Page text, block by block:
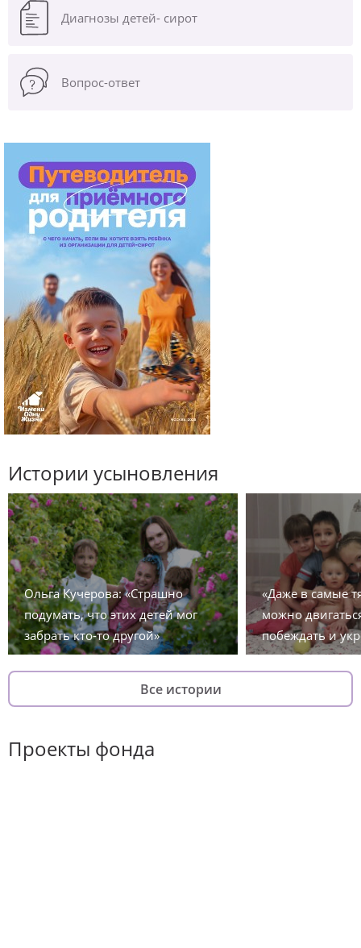
Диагнозы детей- сирот
Вопрос-ответ
Истории усыновления
Ольга Кучерова: «Страшно
подумать, что этих детей мог
забрать кто-то другой»
«Даже в самые
можно
побеждать и
Все истории
Проекты фонда